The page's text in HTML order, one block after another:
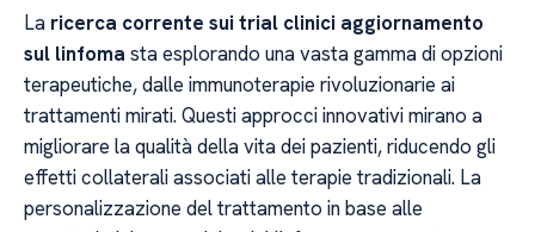
La ricerca corrente sui trial clinici aggiornamento
sul linfoma sta esplorando una vasta gamma di opzioni
terapeutiche, dalle immunoterapie rivoluzionarie ai
trattamenti mirati. Questi approcci innovativi mirano a
migliorare la qualità della vita dei pazienti, riducendo gli
effetti collaterali associati alle terapie tradizionali. La
personalizzazione del trattamento in base alle